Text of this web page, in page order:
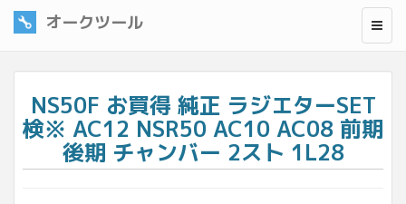
オークツール
NS50F お買得 純正 ラジエターSET
検※ AC12 NSR50 AC10 AC08 前期
後期 チャンバー 2スト 1L28